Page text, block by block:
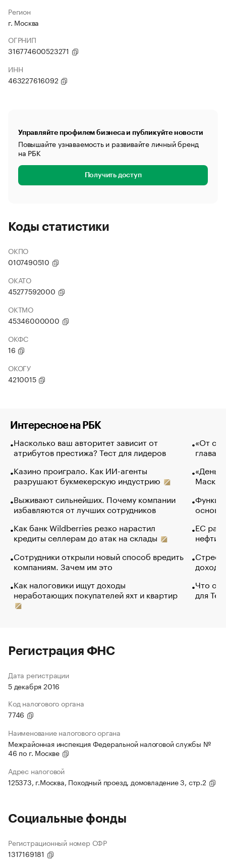
Регион
г. Москва
ОГРНИП
316774600523271
ИНН
463227616092
Управляйте профилем бизнеса и публикуйте новости
Повышайте узнаваемость и развивайте личный бренд
на РБК
Получить доступ
Коды статистики
ОКПО
0107490510
ОКАТО
45277592000
ОКТМО
45346000000
ОКФС
16
ОКОГУ
4210015
Интересное на РБК
Насколько ваш авторитет зависит от
атрибутов престижа? Тест для лидеров
Казино проиграло. Как ИИ-агенты
разрушают букмекерскую индустрию
Выживают сильнейших. Почему компании
избавляются от лучших сотрудников
Как банк Wildberries резко нарастил
кредиты селлерам до атак на склады
Сотрудники открыли новый способ вредить
компаниям. Зачем им это
Как налоговики ищут доходы
неработающих покупателей яхт и квартир
«От
глава
Маск в
основ
ЕС
нефти
Что
для
Регистрация ФНС
Дата регистрации
5 декабря 2016
Код налогового органа
7746
Наименование налогового органа
Межрайонная инспекция Федеральной налоговой службы №
46 по г. Москве
Адрес налоговой
125373, г.Москва, Походный проезд, домовладение 3, стр.2
Социальные фонды
Регистрационный номер СФР
1317169181